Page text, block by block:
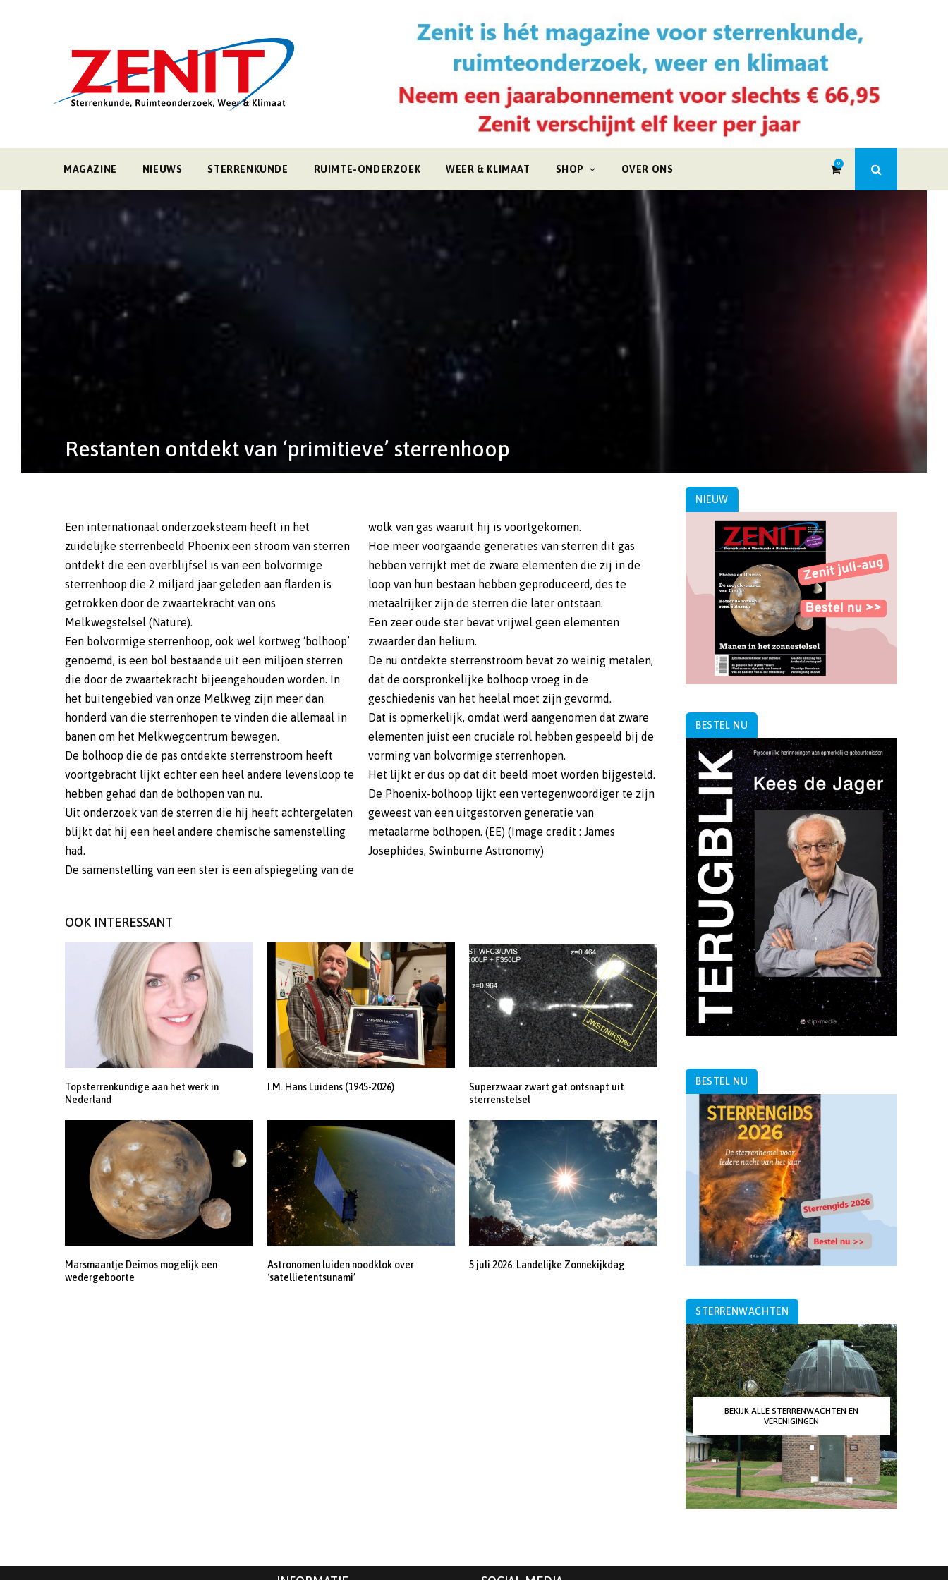
MAGAZINE NIEUWS STERRENKUNDE RUIMTE-ONDERZOEK WEER & KLIMAAT SHOP OVER ONS
0
Restanten ontdekt van ‘primitieve’ sterrenhoop
Een internationaal onderzoeksteam heeft in het
zuidelijke sterrenbeeld Phoenix een stroom van sterren
ontdekt die een overblijfsel is van een bolvormige
sterrenhoop die 2 miljard jaar geleden aan flarden is
getrokken door de zwaartekracht van ons
Melkwegstelsel (Nature).
Een bolvormige sterrenhoop, ook wel kortweg ‘bolhoop’
genoemd, is een bol bestaande uit een miljoen sterren
die door de zwaartekracht bijeengehouden worden. In
het buitengebied van onze Melkweg zijn meer dan
honderd van die sterrenhopen te vinden die allemaal in
banen om het Melkwegcentrum bewegen.
De bolhoop die de pas ontdekte sterrenstroom heeft
voortgebracht lijkt echter een heel andere levensloop te
hebben gehad dan de bolhopen van nu.
Uit onderzoek van de sterren die hij heeft achtergelaten
blijkt dat hij een heel andere chemische samenstelling
had.
De samenstelling van een ster is een afspiegeling van de
wolk van gas waaruit hij is voortgekomen.
Hoe meer voorgaande generaties van sterren dit gas
hebben verrijkt met de zware elementen die zij in de
loop van hun bestaan hebben geproduceerd, des te
metaalrijker zijn de sterren die later ontstaan.
Een zeer oude ster bevat vrijwel geen elementen
zwaarder dan helium.
De nu ontdekte sterrenstroom bevat zo weinig metalen,
dat de oorspronkelijke bolhoop vroeg in de
geschiedenis van het heelal moet zijn gevormd.
Dat is opmerkelijk, omdat werd aangenomen dat zware
elementen juist een cruciale rol hebben gespeeld bij de
vorming van bolvormige sterrenhopen.
Het lijkt er dus op dat dit beeld moet worden bijgesteld.
De Phoenix-bolhoop lijkt een vertegenwoordiger te zijn
geweest van een uitgestorven generatie van
metaalarme bolhopen. (EE) (Image credit : James
Josephides, Swinburne Astronomy)
OOK INTERESSANT
Topsterrenkundige aan het werk in
Nederland
I.M. Hans Luidens (1945-2026)
Superzwaar zwart gat ontsnapt uit
sterrenstelsel
Marsmaantje Deimos mogelijk een
wedergeboorte
Astronomen luiden noodklok over
‘satellietentsunami’
5 juli 2026: Landelijke Zonnekijkdag
NIEUW
BESTEL NU
BESTEL NU
STERRENWACHTEN
BEKIJK ALLE STERRENWACHTEN EN
VERENIGINGEN